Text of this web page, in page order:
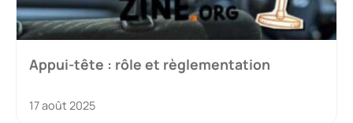
Appui-tête : rôle et règlementation
17 août 2025